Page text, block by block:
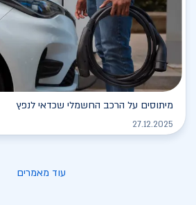
מיתוסים על הרכב החשמלי שכדאי לנפץ
27.12.2025
עוד מאמרים